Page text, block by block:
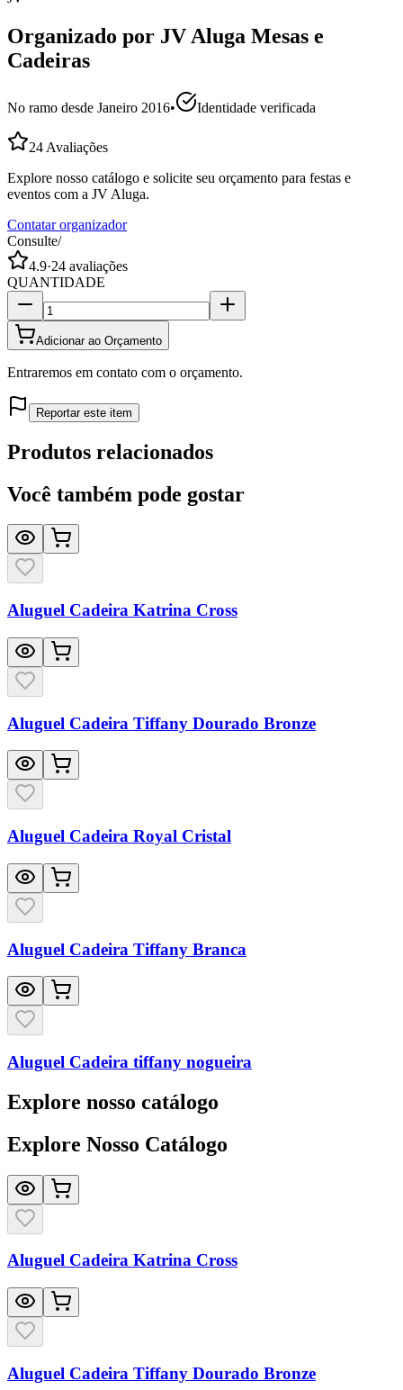
Organizado por JV Aluga Mesas e
Cadeiras
No ramo desde Janeiro 2016• Identidade verificada
24 Avaliações
Explore nosso catálogo e solicite seu orçamento para festas e
eventos com a JV Aluga.
Contatar organizador
Consulte/
4.9·24 avaliações
QUANTIDADE
Adicionar ao Orçamento
Entraremos em contato com o orçamento.
Reportar este item
Produtos relacionados
Você também pode gostar
Aluguel Cadeira Katrina Cross
Aluguel Cadeira Tiffany Dourado Bronze
Aluguel Cadeira Royal Cristal
Aluguel Cadeira Tiffany Branca
Aluguel Cadeira tiffany nogueira
Explore nosso catálogo
Explore Nosso Catálogo
Aluguel Cadeira Katrina Cross
Aluguel Cadeira Tiffany Dourado Bronze